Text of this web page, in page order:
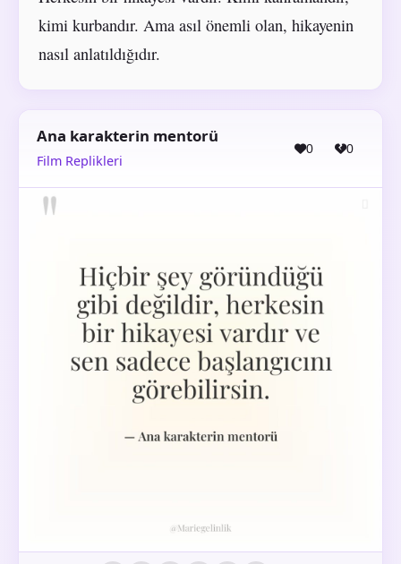
kimi kurbandır. Ama asıl önemli olan, hikayenin
nasıl anlatıldığıdır.
Ana karakterin mentorü
Film Replikleri
0 0